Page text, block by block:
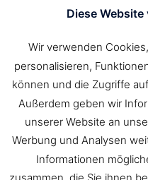
Impressum
Suchen
nach:
Diese
Wir verwenden
personalisieren,
können und die Zugriffe
Außerdem geben wir
unserer Website an
Werbung und Analysen
Informationen